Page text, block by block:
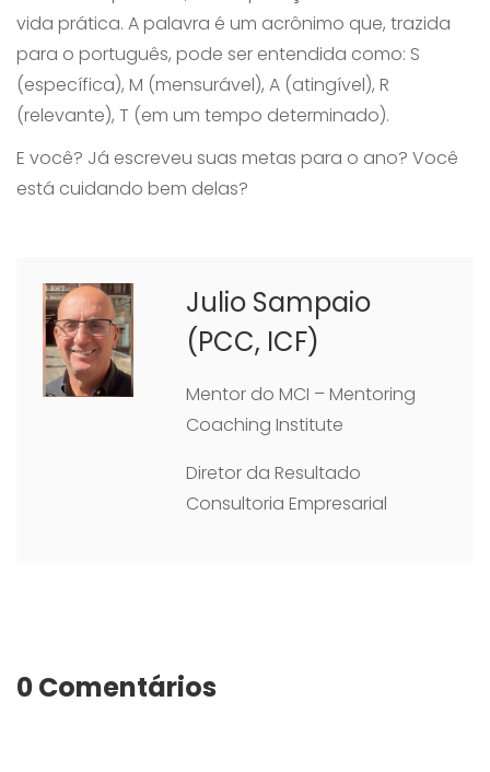
vida prática. A palavra é um acrônimo que, trazida
para o português, pode ser entendida como: S
(específica), M (mensurável), A (atingível), R
(relevante), T (em um tempo determinado).
E você? Já escreveu suas metas para o ano? Você
está cuidando bem delas?
Julio Sampaio
(PCC, ICF)
Mentor do MCI – Mentoring
Coaching Institute
Diretor da Resultado
Consultoria Empresarial
0 Comentários